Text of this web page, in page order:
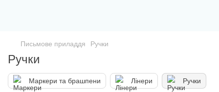
Письмове приладдя Ручки
Ручки
Маркери та брашпени Лінери Ручки